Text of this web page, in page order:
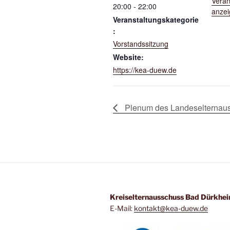
o
k
p er
20:00 - 22:00
Veranstaltungskategorie
:
Vorstandssitzung
Website:
https://kea-duew.de
Plenum des
Kreiselternausschuss Bad
E-Mail: kontakt@kea-duew.de